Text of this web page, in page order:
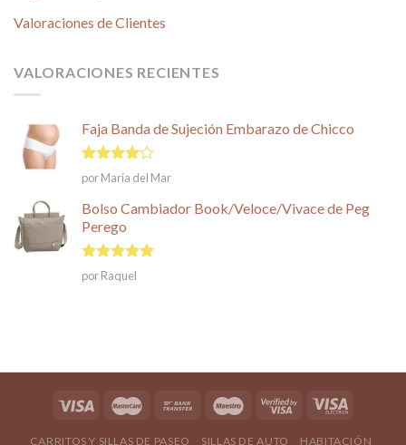
Valoraciones de Clientes
VALORACIONES RECIENTES
Faja Banda de Sujeción Embarazo de Chicco
Valorado
en
5
por María del Mar
Bolso Cambiador Book/Veloce/Vivace de Peg
Perego
Valorado en
5
de 5
por Raquel
CARRITOS Y SILLAS DE PASEO SILLAS DE AUTO HABITACIÓN